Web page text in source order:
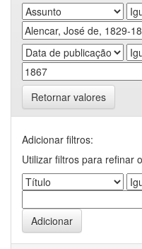
Retornar valores
Adicionar filtros:
Utilizar filtros para refinar